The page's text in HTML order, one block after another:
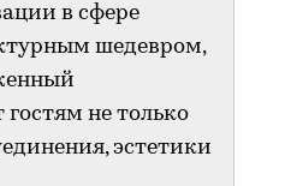
в сфере
шедевром,
не только
эстетики